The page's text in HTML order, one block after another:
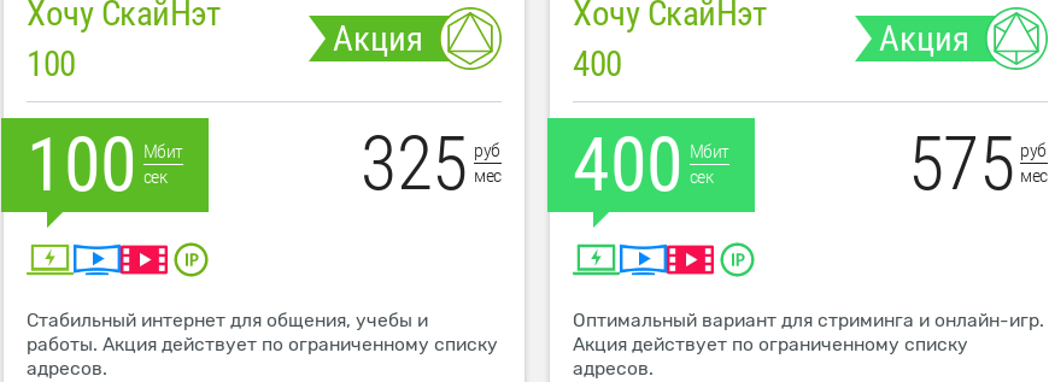
Хочу СкайНэт
100
Акция
100 Мбит
сек
325 руб
мес
Стабильный интернет для общения, учебы и
работы. Акция действует по ограниченному списку
адресов.
Хочу СкайНэт
400
Акция
400 Мбит
сек
575 руб
мес
Оптимальный вариант для стриминга и онлайн-игр.
Акция действует по ограниченному списку
адресов.